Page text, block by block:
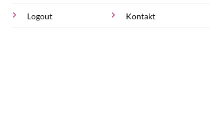
Logout Kontakt